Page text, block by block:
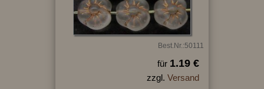
Best.Nr.:50111
für 1.19 €
zzgl. Versand